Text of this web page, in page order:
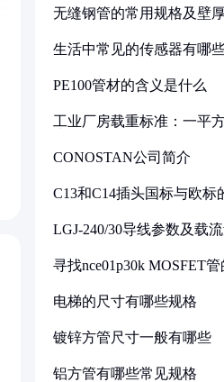
无缝钢管的常用规格及壁
生活中常见的传感器有哪
PE100管材的含义是什么
工业厂房载重标准：一平
CONOSTAN公司简介
C13和C14插头国标与欧标
LGJ-240/30导线参数及载
寻找nce01p30k MOSFET
电梯的尺寸有哪些规格
镀锌方管尺寸一般有哪些
铝方管有哪些常见规格